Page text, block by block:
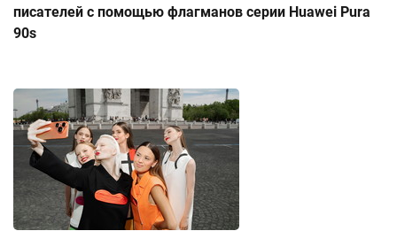
писателей с помощью флагманов серии Huawei Pura
90s